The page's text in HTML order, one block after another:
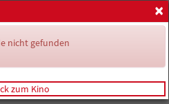
Anmelden
×
nicht gefunden
zum Kino